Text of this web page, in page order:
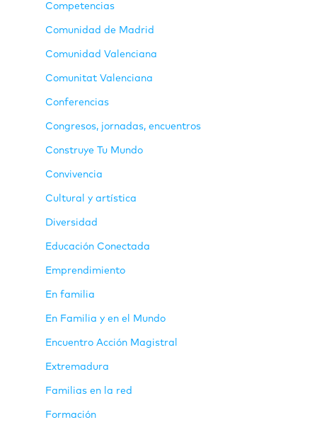
Competencias
Comunidad de Madrid
Comunidad Valenciana
Comunitat Valenciana
Conferencias
Congresos, jornadas, encuentros
Construye Tu Mundo
Convivencia
Cultural y artística
Diversidad
Educación Conectada
Emprendimiento
En familia
En Familia y en el Mundo
Encuentro Acción Magistral
Extremadura
Familias en la red
Formación